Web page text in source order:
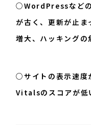
○WordPressなどの
が古く、更新が止ま
増大、ハッキングの
○サイトの表示速度
Vitalsのスコアが低